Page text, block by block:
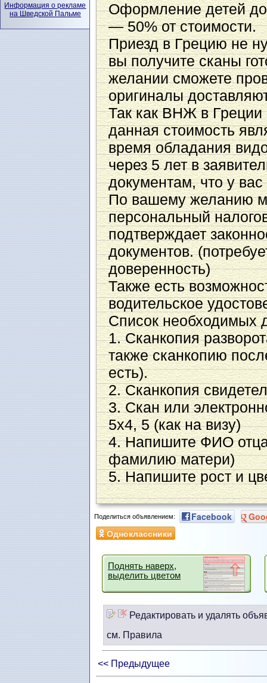
Оформление детей
— 50% от стоимости.
Приезд в Грецию не
вы получите сканы
желании сможете
оригиналы
Так как ВНЖ в Греции
данная стоимость
время обладания
через 5 лет в
документам, что у вас
По вашему желанию
персональный
подтверждает
документов.
доверенность)
Также есть
водительское
Список необходимых
1. Сканкопия
также сканкопию
есть).
2. Сканкопия
3. Скан или
5х4, 5 (как на визу)
4. Напишите ФИО
фамилию матери)
5. Напишите рост и
Поделиться объявлением: Facebook
Одноклассники
Поднять наверх,
выделить цветом
Редактировать и удалять
см. Правила
<< Предыдущее
Информация о рекламе
на Шведской Пальме